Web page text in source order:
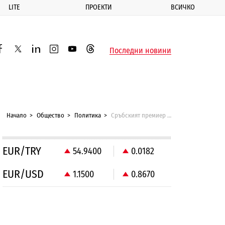
LITE ПРОЕКТИ ВСИЧКО
twitterlinkedininstagram
youtubethreadsПоследни новини
Начало Общество Политика Сръбският премиер атакува Цветан Василев заради дългове
EUR/TRY 54.9400 0.0182
EUR/USD 1.1500 0.8670